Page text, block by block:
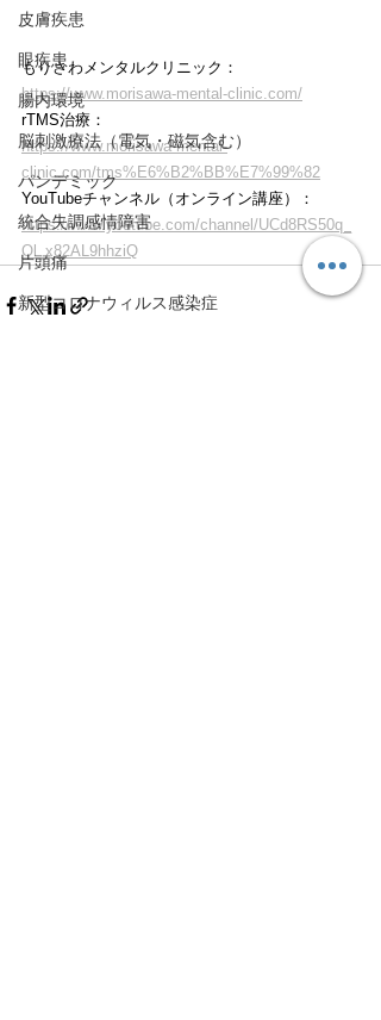
皮膚疾患
眼疾患
腸内環境
脳刺激療法（電気・磁気含む）
パンデミック
統合失調感情障害
片頭痛
新型コロナウィルス感染症
もりさわメンタルクリニック：
https://www.morisawa-mental-clinic.com/
rTMS治療：
https://www.morisawa-mental-
clinic.com/tms%E6%B2%BB%E7%99%82
YouTubeチャンネル（オンライン講座）：
https://www.youtube.com/channel/UCd8RS50q_
Ol_x82AL9hhziQ